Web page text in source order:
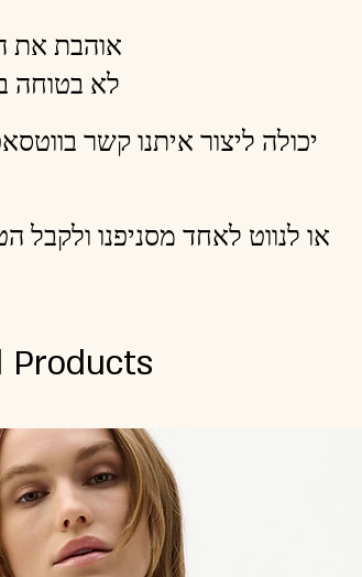
אוהבת את
לא בטוחה
יכולה ליצור איתנו קשר
או לנווט לאחד מסניפנו ולקבל
Products